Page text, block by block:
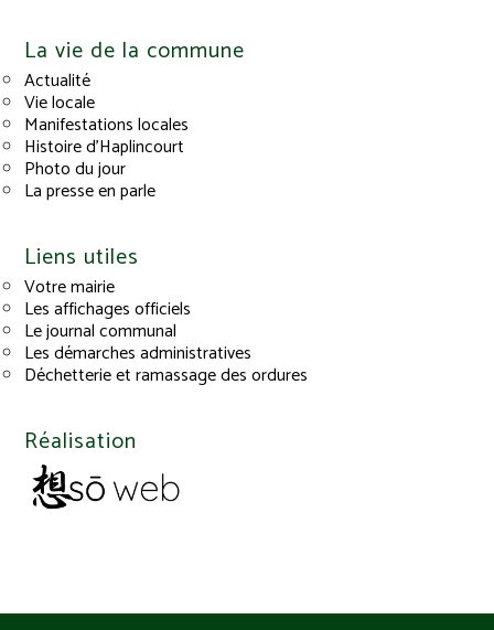
La vie de la commune
Actualité
Vie locale
Manifestations locales
Histoire d’Haplincourt
Photo du jour
La presse en parle
Liens utiles
Votre mairie
Les affichages officiels
Le journal communal
Les démarches administratives
Déchetterie et ramassage des ordures
Réalisation